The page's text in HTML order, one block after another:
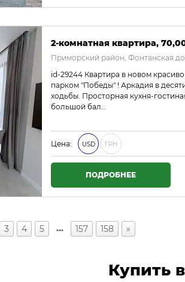
2-комнатная квартира,
Приморский район, Фонтанская
id-29244 Квартира в новом
парком "Победы" ! Аркадия в
ходьбы. Просторная кухня-
большой бал…
Цена: USD ГРН
ПОДРОБНЕЕ
3 4 5 … 157 158 »
Купить